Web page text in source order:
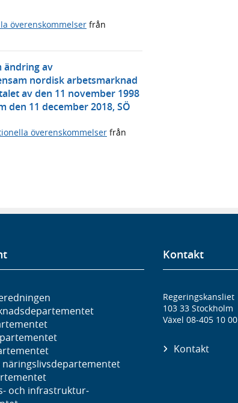
överenskommelser från
ändring av
nordisk arbetsmarknad
av den 11 november 1998
den 11 december 2018, SÖ
överenskommelser från
näringslivs­departementet
och infrastruktur­
Kontakt
Regeringskansliet
103 33 Stockholm
Växel 08-405 10 00
Kontakt